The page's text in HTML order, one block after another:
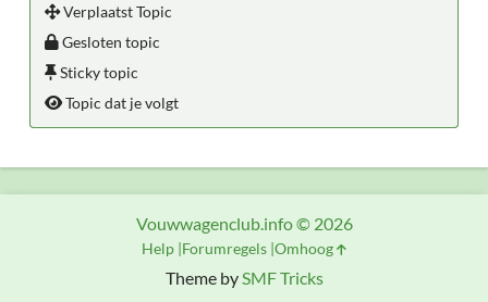
Verplaatst Topic
Gesloten topic
Sticky topic
Topic dat je volgt
Theme bySMF Tricks
Vouwwagenclub.info © 2026
Help Forumregels Omhoog